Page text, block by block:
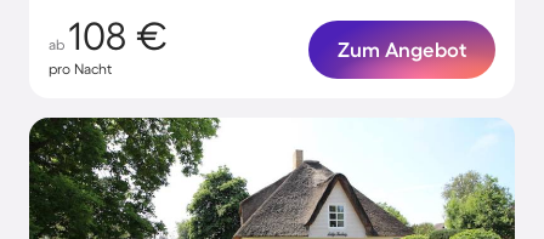
ab 108 €
pro Nacht
Zum Angebot